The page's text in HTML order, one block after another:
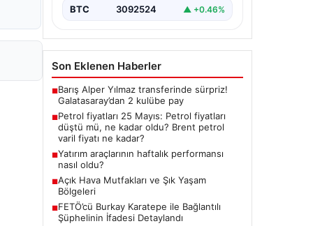
BTC 3092524 ▲ +0.46%
Son Eklenen Haberler
■Barış Alper Yılmaz transferinde sürpriz!
Galatasaray’dan 2 kulübe pay
■Petrol fiyatları 25 Mayıs: Petrol fiyatları
düştü mü, ne kadar oldu? Brent petrol
varil fiyatı ne kadar?
■Yatırım araçlarının haftalık performansı
nasıl oldu?
■Açık Hava Mutfakları ve Şık Yaşam
Bölgeleri
■FETÖ’cü Burkay Karatepe ile Bağlantılı
Şüphelinin İfadesi Detaylandı